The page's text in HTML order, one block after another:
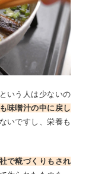
いう人は少ないの
味噌汁の中に戻し
いですし、栄養も
で糀づくりもされ